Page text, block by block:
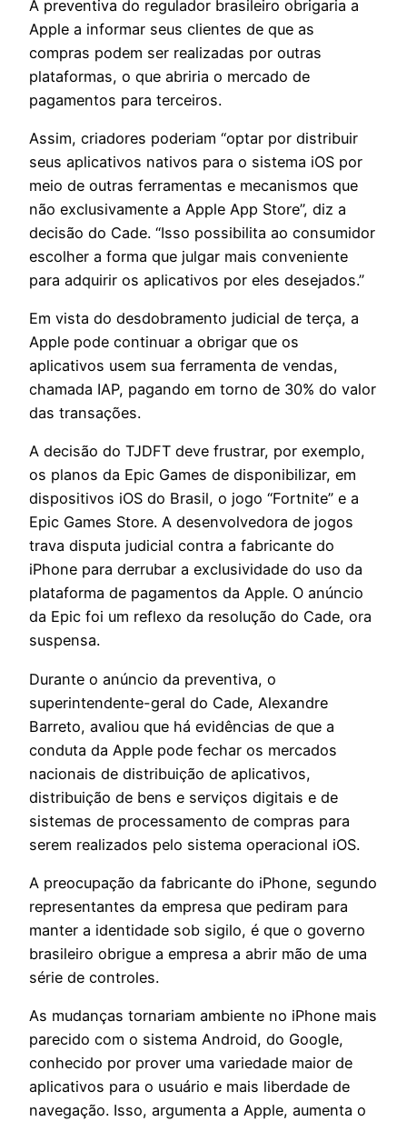
A preventiva do regulador brasileiro obrigaria a
Apple a informar seus clientes de que as
compras podem ser realizadas por outras
plataformas, o que abriria o mercado de
pagamentos para terceiros.
Assim, criadores poderiam “optar por distribuir
seus aplicativos nativos para o sistema iOS por
meio de outras ferramentas e mecanismos que
não exclusivamente a Apple App Store”, diz a
decisão do Cade. “Isso possibilita ao consumidor
escolher a forma que julgar mais conveniente
para adquirir os aplicativos por eles desejados.”
Em vista do desdobramento judicial de terça, a
Apple pode continuar a obrigar que os
aplicativos usem sua ferramenta de vendas,
chamada IAP, pagando em torno de 30% do valor
das transações.
A decisão do TJDFT deve frustrar, por exemplo,
os planos da Epic Games de disponibilizar, em
dispositivos iOS do Brasil, o jogo “Fortnite” e a
Epic Games Store. A desenvolvedora de jogos
trava disputa judicial contra a fabricante do
iPhone para derrubar a exclusividade do uso da
plataforma de pagamentos da Apple. O anúncio
da Epic foi um reflexo da resolução do Cade, ora
suspensa.
Durante o anúncio da preventiva, o
superintendente-geral do Cade, Alexandre
Barreto, avaliou que há evidências de que a
conduta da Apple pode fechar os mercados
nacionais de distribuição de aplicativos,
distribuição de bens e serviços digitais e de
sistemas de processamento de compras para
serem realizados pelo sistema operacional iOS.
A preocupação da fabricante do iPhone, segundo
representantes da empresa que pediram para
manter a identidade sob sigilo, é que o governo
brasileiro obrigue a empresa a abrir mão de uma
série de controles.
As mudanças tornariam ambiente no iPhone mais
parecido com o sistema Android, do Google,
conhecido por prover uma variedade maior de
aplicativos para o usuário e mais liberdade de
navegação. Isso, argumenta a Apple, aumenta o